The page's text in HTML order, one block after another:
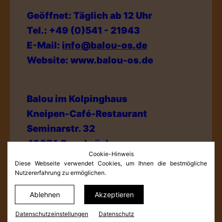
Geöffnet: Täglich ab 12 Uhr
Tel.: +49 (0)541 - 21943
E-Mail: info@balou-os.de
Website: www.balou-os.de
Balou im Kolpinghaus
Kneipen-Café-Restaurant
Seminarstr. 32
49074 Osnabrück
Impressum und Haftungsausschluss
Datenschutz­einstellungen
Cookie-Hinweis
Diese Webseite verwendet Cookies, um Ihnen die bestmögliche
Nutzererfahrung zu ermöglichen.
Ablehnen Akzeptieren
Datenschutz­einstellungen Datenschutz